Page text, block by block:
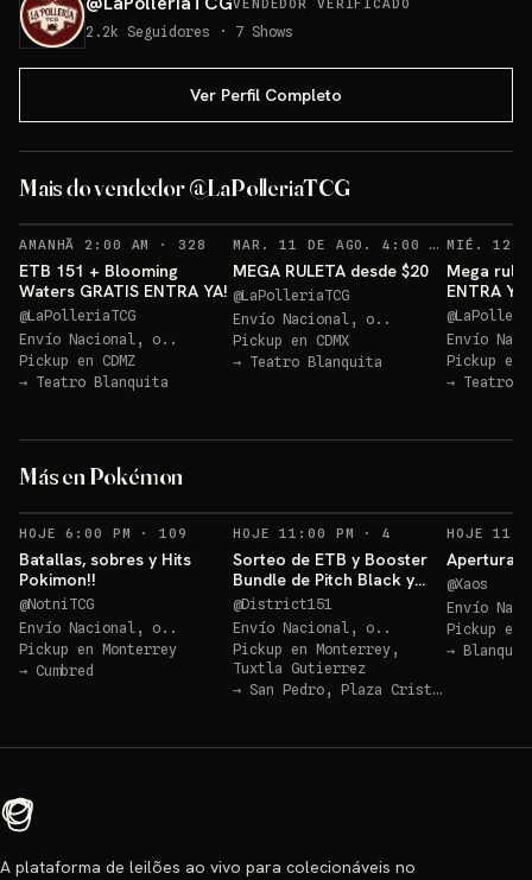
2.2k Seguidores · 7 Shows
Ver Perfil Completo
Mais do vendedor @LaPolleriaTCG
Sorteo: ETB 151 GRATIS!→
AMANHÃ 2:00 AM · 328 RECORDATORIOS
ETB 151 + Blooming
Waters GRATIS ENTRA YA!
@LaPolleriaTCG
Envío Nacional, o..
Pickup en CDMZ
→ Teatro Blanquita
MAR. 11 DE AGO. 4:00 AM · 127
MEGA RULETA desde $20
@LaPolleriaTCG
Envío Nacional, o..
Pickup en CDMX
→ Teatro Blanquita
Mega
ENTRA YA
@
Envío
Pickup en
→ Teatro
Más en Pokémon
Los 3 de Kanto 30
HOJE 6:00 PM ·109 RECORDATORIOS
Batallas, sobres y Hits
Pokimon!!
@NotniTCG
Envío Nacional, o..
Pickup en Monterrey
→ Cumbred
HOJE 11:00 PM ·4 RECORDATORIOS
Sorteo de ETB y Booster
Bundle de Pitch Black y
Ascended Héroes!!
@District151
Envío Nacional, o..
Pickup en Monterrey,
Tuxtla Gutierrez
→ San Pedro, Plaza Cristal
HOJE
Apertura
@Xaos
Envío
Pickup en
→
A plataforma de leilões ao vivo para colecionáveis no